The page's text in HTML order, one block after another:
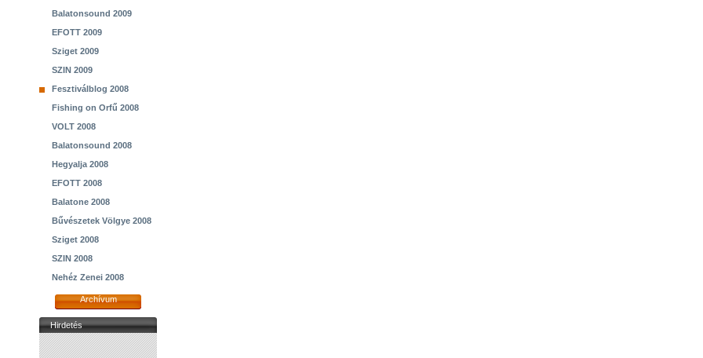
Balatonsound 2009
EFOTT 2009
Sziget 2009
SZIN 2009
Fesztiválblog 2008
Fishing on Orfű 2008
VOLT 2008
Balatonsound 2008
Hegyalja 2008
EFOTT 2008
Balatone 2008
Bűvészetek Völgye 2008
Sziget 2008
SZIN 2008
Nehéz Zenei 2008
Archívum
Hirdetés